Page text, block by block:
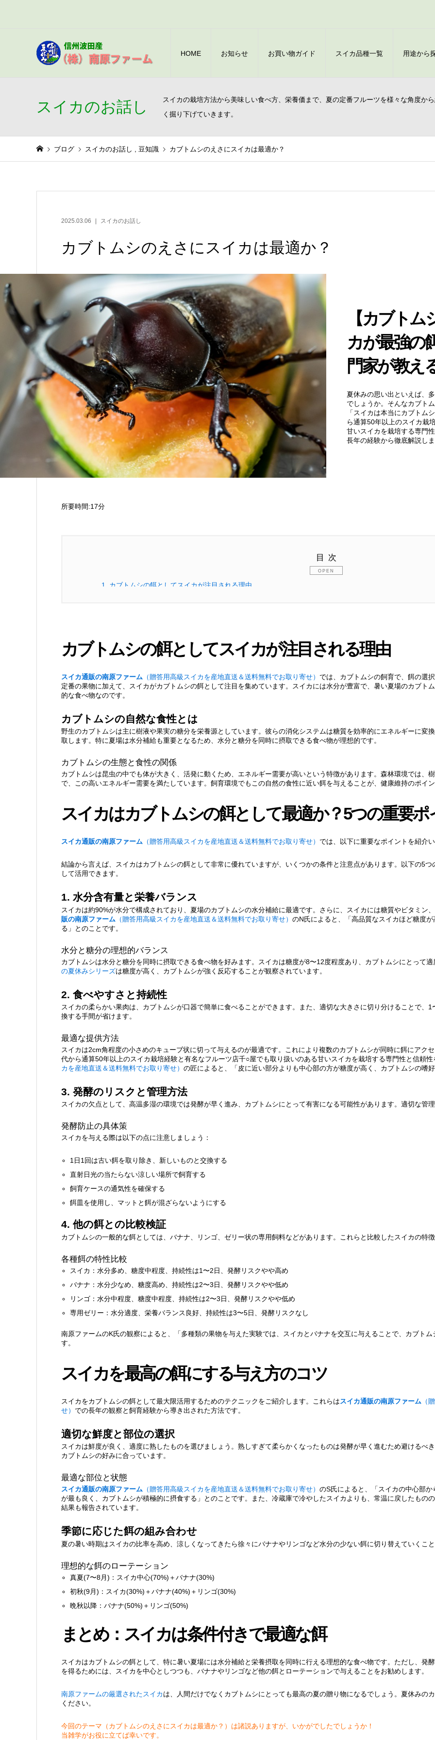
HOME お知らせ お買い物ガイド スイカ品種一覧 用途から
スイカのお話し
スイカの栽培方法から美味しい食べ方、栄養価まで、夏の定番フルーツを様々な角度か
く掘り下げていきます。
ブログ スイカのお話し 豆知識 カブトムシのえさにスイカは最適か？
2025.03.06 スイカのお話し
カブトムシのえさにスイカは最適か？
【カブト
カが最強の
門家が教え
夏休みの思い出といえば、
でしょうか。そんなカブト
「スイカは本当にカブトム
ら通算50年以上のスイカ栽
甘いスイカを栽培する専門
長年の経験から徹底解説し
所要時間:17分
目次
1. カブトムシの餌としてスイカが注目される理由
カブトムシの生態と食性の関係
2.1.
2.1.1.水分と糖分の理想的バランス
2.2.1.最適な提供方法
3.スイカを最高の餌にする与え方のコツ
3.1.1.最適な部位と状態
3.2.季節に応じた餌の組み合わせ
3.2.1.
4. まとめ：スイカは条件付きで最適な餌
カブトムシの餌としてスイカが注目される理由
スイカ通販の南原ファーム （贈答用高級スイカを産地直送＆送料無料でお取り寄せ） では、カブトムシの飼育で、餌の選
定番の果物に加えて、スイカがカブトムシの餌として注目を集めています。スイカには水分が豊富で、暑い夏場のカブト
的な食べ物なのです。
カブトムシの自然な食性とは
野生のカブトムシは主に樹液や果実の糖分を栄養源としています。彼らの消化システムは糖質を効率的にエネルギーに変
取します。特に夏場は水分補給も重要となるため、水分と糖分を同時に摂取できる食べ物が理想的です。
カブトムシの生態と食性の関係
カブトムシは昆虫の中でも体が大きく、活発に動くため、エネルギー需要が高いという特徴があります。森林環境では、
で、この高いエネルギー需要を満たしています。飼育環境でもこの自然の食性に近い餌を与えることが、健康維持のポイ
スイカはカブトムシの餌として最適か？5つの重要ポ
スイカ通販の南原ファーム（贈答用高級スイカを産地直送＆送料無料でお取り寄せ） では、以下に重要なポイントを紹介
結論から言えば、スイカはカブトムシの餌として非常に優れていますが、いくつかの条件と注意点があります。以下の5
して活用できます。
1. 水分含有量と栄養バランス
スイカは約90%が水分で構成されており、夏場のカブトムシの水分補給に最適です。さらに、スイカには糖質やビタミン
販の南原ファーム （贈答用高級スイカを産地直送＆送料無料でお取り寄せ） のN氏によると、「高品質なスイカほど糖度
る」とのことです。
水分と糖分の理想的バランス
カブトムシは水分と糖分を同時に摂取できる食べ物を好みます。スイカは糖度が8〜12度程度あり、カブトムシにとって
の夏休みシリーズは糖度が高く、カブトムシが強く反応することが観察されています。
2. 食べやすさと持続性
スイカの柔らかい果肉は、カブトムシが口器で簡単に食べることができます。また、適切な大きさに切り分けることで、
換する手間が省けます。
最適な提供方法
スイカは2cm角程度の小さめのキューブ状に切って与えるのが最適です。これにより複数のカブトムシが同時に餌にアク
代から通算50年以上のスイカ栽培経験と有名なフルーツ店千○屋でも取り扱いのある甘いスイカを栽培する専門性と信頼性
カを産地直送＆送料無料でお取り寄せ） の匠によると、「皮に近い部分よりも中心部の方が糖度が高く、カブトムシの嗜
3. 発酵のリスクと管理方法
スイカの欠点として、高温多湿の環境では発酵が早く進み、カブトムシにとって有害になる可能性があります。適切な管
発酵防止の具体策
スイカを与える際は以下の点に注意しましょう：
1日1回は古い餌を取り除き、新しいものと交換する
直射日光の当たらない涼しい場所で飼育する
飼育ケースの通気性を確保する
餌皿を使用し、マットと餌が混ざらないようにする
4. 他の餌との比較検証
カブトムシの一般的な餌としては、バナナ、リンゴ、ゼリー状の専用飼料などがあります。これらと比較したスイカの特
各種餌の特性比較
スイカ：水分多め、糖度中程度、持続性は1〜2日、発酵リスクやや高め
バナナ：水分少なめ、糖度高め、持続性は2〜3日、発酵リスクやや低め
リンゴ：水分中程度、糖度中程度、持続性は2〜3日、発酵リスクやや低め
専用ゼリー：水分適度、栄養バランス良好、持続性は3〜5日、発酵リスクなし
南原ファームのK氏の観察によると、「多種類の果物を与えた実験では、スイカとバナナを交互に与えることで、カブト
す。
スイカを最高の餌にする与え方のコツ
スイカをカブトムシの餌として最大限活用するためのテクニックをご紹介します。これらはスイカ通販の南原ファーム （
せ） での長年の観察と飼育経験から導き出された方法です。
適切な鮮度と部位の選択
スイカは鮮度が良く、適度に熟したものを選びましょう。熟しすぎて柔らかくなったものは発酵が早く進むため避けるべ
カブトムシの好みに合っています。
最適な部位と状態
スイカ通販の南原ファーム（贈答用高級スイカを産地直送＆送料無料でお取り寄せ） のS氏によると、「スイカの中心部
が最も良く、カブトムシが積極的に摂食する」とのことです。また、冷蔵庫で冷やしたスイカよりも、常温に戻したもの
結果も報告されています。
季節に応じた餌の組み合わせ
夏の暑い時期はスイカの比率を高め、涼しくなってきたら徐々にバナナやリンゴなど水分の少ない餌に切り替えていくこ
理想的な餌のローテーション
真夏(7〜8月)：スイカ中心(70%)＋バナナ(30%)
初秋(9月)：スイカ(30%)＋バナナ(40%)＋リンゴ(30%)
晩秋以降：バナナ(50%)＋リンゴ(50%)
まとめ：スイカは条件付きで最適な餌
スイカはカブトムシの餌として、特に暑い夏場には水分補給と栄養摂取を同時に行える理想的な食べ物です。ただし、発
を得るためには、スイカを中心としつつも、バナナやリンゴなど他の餌とローテーションで与えることをお勧めします。
南原ファームの厳選されたスイカは、人間だけでなくカブトムシにとっても最高の夏の贈り物になるでしょう。夏休みの
ください。
今回のテーマ（カブトムシのえさにスイカは最適か？）は諸説ありますが、いかがでしたでしょうか！
当雑学がお役に立てば幸いです。